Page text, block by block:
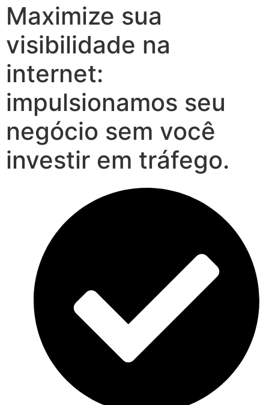
Maximize sua
visibilidade na
internet:
impulsionamos seu
negócio sem você
investir em tráfego.